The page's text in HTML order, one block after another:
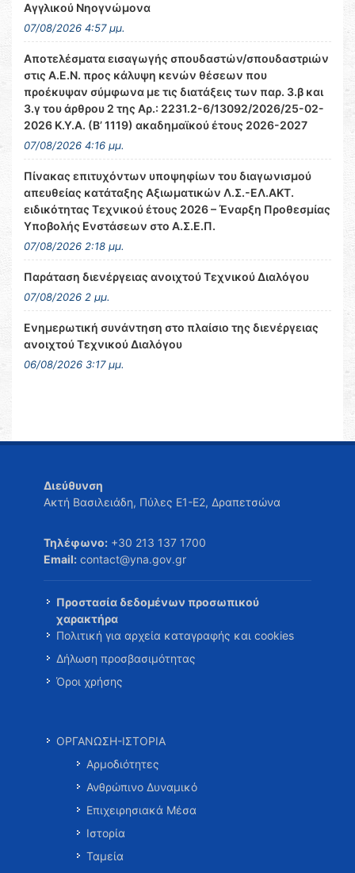
Αγγλικού Νηογνώμονα
07/08/2026 4:57 μμ.
Αποτελέσματα εισαγωγής σπουδαστών/σπουδαστριών
στις Α.Ε.Ν. προς κάλυψη κενών θέσεων που
προέκυψαν σύμφωνα με τις διατάξεις των παρ. 3.β και
3.γ του άρθρου 2 της Αρ.: 2231.2-6/13092/2026/25-02-
2026 Κ.Υ.Α. (Β’ 1119) ακαδημαϊκού έτους 2026-2027
07/08/2026 4:16 μμ.
Πίνακας επιτυχόντων υποψηφίων του διαγωνισμού
απευθείας κατάταξης Αξιωματικών Λ.Σ.-ΕΛ.ΑΚΤ.
ειδικότητας Τεχνικού έτους 2026 – Έναρξη Προθεσμίας
Υποβολής Ενστάσεων στο Α.Σ.Ε.Π.
07/08/2026 2:18 μμ.
Παράταση διενέργειας ανοιχτού Τεχνικού Διαλόγου
07/08/2026 2 μμ.
Ενημερωτική συνάντηση στο πλαίσιο της διενέργειας
ανοιχτού Τεχνικού Διαλόγου
06/08/2026 3:17 μμ.
Διεύθυνση
Ακτή Βασιλειάδη, Πύλες Ε1-Ε2, Δραπετσώνα
Τηλέφωνο: +30 213 137 1700
Email: contact@yna.gov.gr
Προστασία δεδομένων προσωπικού
χαρακτήρα
Πολιτική για αρχεία καταγραφής και cookies
Δήλωση προσβασιμότητας
Όροι χρήσης
ΟΡΓΑΝΩΣΗ-ΙΣΤΟΡΙΑ
Αρμοδιότητες
Ανθρώπινο Δυναμικό
Επιχειρησιακά Μέσα
Ιστορία
Ταμεία